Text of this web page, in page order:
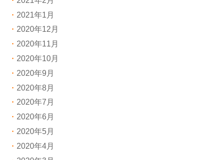
2021年1月
2020年12月
2020年11月
2020年10月
2020年9月
2020年8月
2020年7月
2020年6月
2020年5月
2020年4月